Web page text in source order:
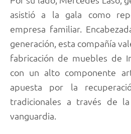
asistió a la gala como
empresa familiar.
generación, esta compañía
fabricación de muebles de
con un alto componente
apuesta por la
tradicionales a través de
vanguardia.